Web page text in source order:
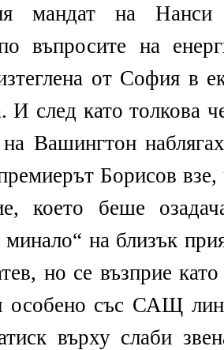
мандат на
въпросите на
от София в
след като толкова
на Вашингтон
Борисов
което беше
на близък
но се възприе
особено със САЩ
върху слаби